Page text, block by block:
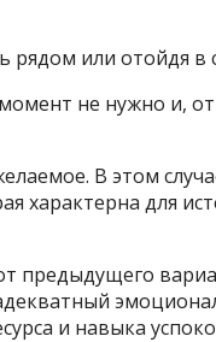
рядом или отойдя в
не нужно и,
В этом
характерна для
предыдущего
и навыка